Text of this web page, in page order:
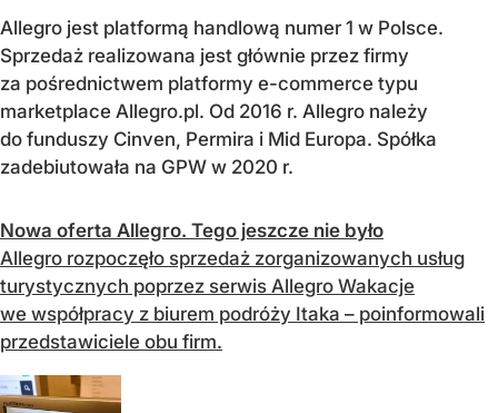
Allegro jest platformą handlową numer 1 w Polsce.
Sprzedaż realizowana jest głównie przez firmy
za pośrednictwem platformy e-commerce typu
marketplace Allegro.pl. Od 2016 r. Allegro należy
do funduszy Cinven, Permira i Mid Europa. Spółka
zadebiutowała na GPW w 2020 r.
Nowa oferta Allegro. Tego jeszcze nie było
Allegro rozpoczęło sprzedaż zorganizowanych usług
turystycznych poprzez serwis Allegro Wakacje
we współpracy z biurem podróży Itaka – poinformowali
przedstawiciele obu firm.